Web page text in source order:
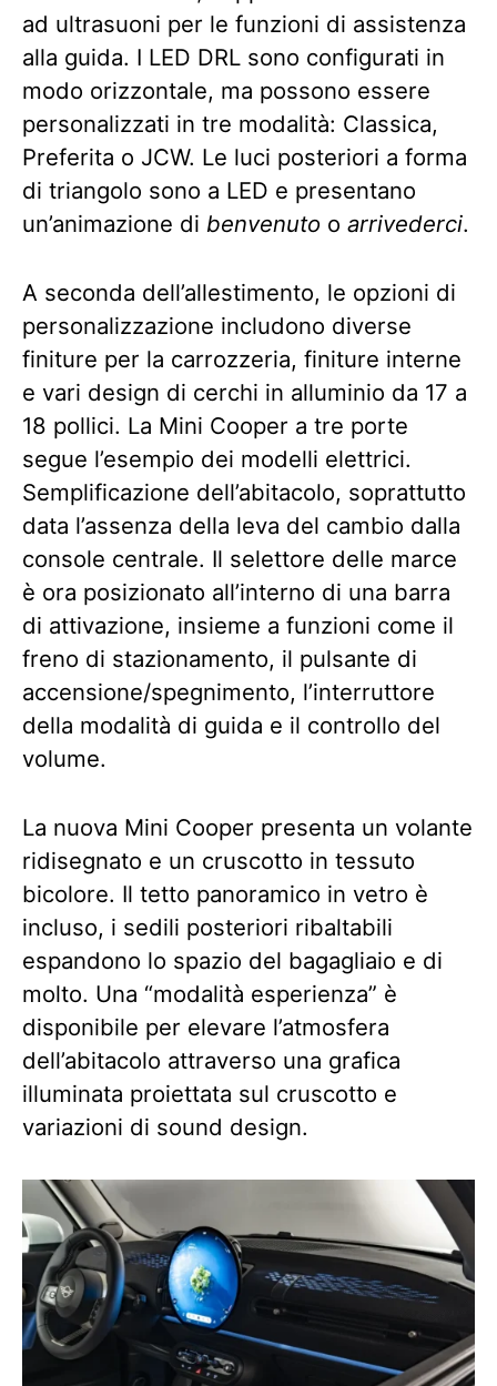
ad ultrasuoni per le funzioni di assistenza
alla guida. I LED DRL sono configurati in
modo orizzontale, ma possono essere
personalizzati in tre modalità: Classica,
Preferita o JCW. Le luci posteriori a forma
di triangolo sono a LED e presentano
un’animazione di benvenuto o arrivederci.
A seconda dell’allestimento, le opzioni di
personalizzazione includono diverse
finiture per la carrozzeria, finiture interne
e vari design di cerchi in alluminio da 17 a
18 pollici. La Mini Cooper a tre porte
segue l’esempio dei modelli elettrici.
Semplificazione dell’abitacolo, soprattutto
data l’assenza della leva del cambio dalla
console centrale. Il selettore delle marce
è ora posizionato all’interno di una barra
di attivazione, insieme a funzioni come il
freno di stazionamento, il pulsante di
accensione/spegnimento, l’interruttore
della modalità di guida e il controllo del
volume.
La nuova Mini Cooper presenta un volante
ridisegnato e un cruscotto in tessuto
bicolore. Il tetto panoramico in vetro è
incluso, i sedili posteriori ribaltabili
espandono lo spazio del bagagliaio e di
molto. Una “modalità esperienza” è
disponibile per elevare l’atmosfera
dell’abitacolo attraverso una grafica
illuminata proiettata sul cruscotto e
variazioni di sound design.